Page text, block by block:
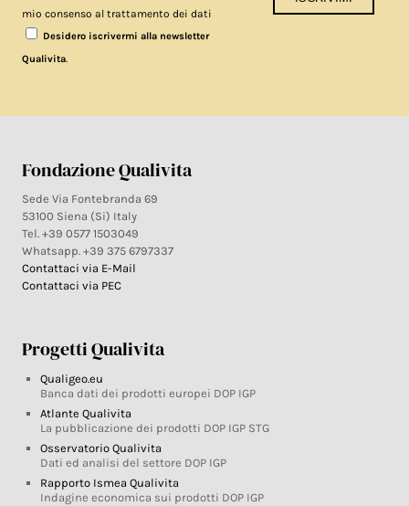
mio consenso al trattamento dei dati
Desidero iscrivermi alla newsletter
Qualivita.
Fondazione Qualivita
Sede Via Fontebranda 69
53100 Siena (Si) Italy
Tel. +39 0577 1503049
Whatsapp. +39 375 6797337
Contattaci via E-Mail
Contattaci via PEC
Progetti Qualivita
Qualigeo.eu
Banca dati dei prodotti europei DOP IGP
Atlante Qualivita
La pubblicazione dei prodotti DOP IGP STG
Osservatorio Qualivita
Dati ed analisi del settore DOP IGP
Rapporto Ismea Qualivita
Indagine economica sui prodotti DOP IGP